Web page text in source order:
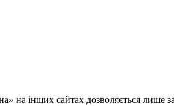
на інших сайтах дозволяється лише